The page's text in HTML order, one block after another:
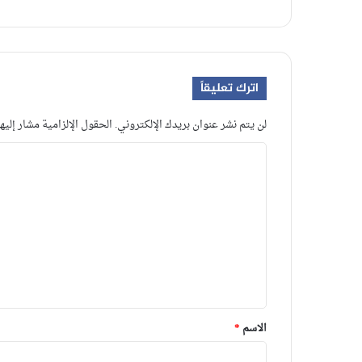
اترك تعليقاً
لن يتم نشر عنوان بريدك الإلكتروني.الحقول الإلزامية مشار
*
الاسم *